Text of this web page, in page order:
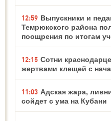
12:59 Выпускники и
Темрюкского района
поощрения по итогам
12:15 Сотни
жертвами клещей с
11:03 Адская жара,
сойдет с ума на Кубани